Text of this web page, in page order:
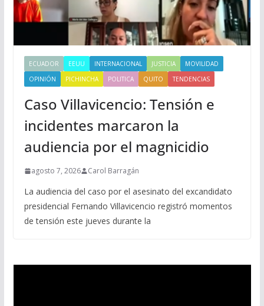
ECUADOR EEUU INTERNACIONAL JUSTICIA
MOVILIDAD
OPINIÓN
PICHINCHA POLITICA QUITO TENDENCIAS
Caso Villavicencio: Tensión e
incidentes marcaron la
audiencia por el magnicidio
agosto 7, 2026 Carol Barragán
La audiencia del caso por el asesinato del excandidato
presidencial Fernando Villavicencio registró momentos
de tensión este jueves durante la